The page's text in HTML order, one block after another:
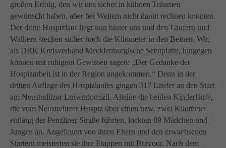
About us
Lorem ipsum dolor sit amet, consectetuer adipiscing
elit.
Aenean commodo ligula eget dolor. Aenean massa.
Cum sociis natoque penatibus et magnis dis parturient
montes, nascetur ridiculus mus. Donec quam felis,
ultricies nec.
großen Erfolg, den wir uns sicher in kühnen Träumen
gewünscht haben, aber bei Weitem nicht damit rechnen konnten.
Der dritte Hospizlauf liegt nun hinter uns und den Läufern und
Walkern stecken sicher noch die Kilometer in den Beinen. Wir,
als DRK Kreisverband Mecklenburgische Seenplatte, hingegen
können mit ruhigem Gewissen sagen: „Der Gedanke der
Hospizarbeit ist in der Region angekommen.“ Denn in der
dritten Auflage des Hospizlaufes gingen 317 Läufer an den Start
am Neustrelitzer Luisendomizil. Alleine die beiden Kinderläufe,
die vom Neustrelitzer Hospiz über einen bzw. zwei Kilometer
entlang der Penzliner Straße führten, lockten 89 Mädchen und
Jungen an. Angefeuert von ihren Eltern und den erwachsenen
Startern meisterten sie ihre Etappen mit Bravour. Nach dem